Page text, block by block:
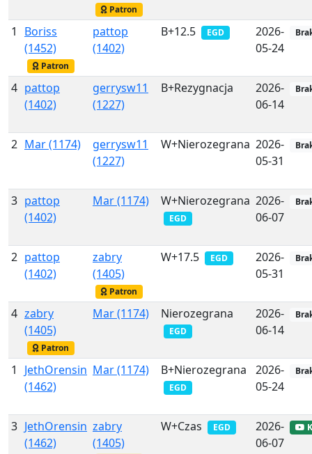
Patron
1
Boriss
(1452)
Patron
pattop
(1402)
B+12.5 EGD
2026-
05-24
4 pattop
(1402)
gerrysw11
(1227)
B+Rezygnacja
2026-
06-14
2 Mar (1174)
gerrysw11
(1227)
W+Nierozegrana 2026-
05-31
3 pattop
(1402)
Mar (1174) W+Nierozegrana
EGD
2026-
06-07
2 pattop
(1402)
zabry
(1405)
Patron
W+17.5 EGD
2026-
05-31
4 zabry
(1405)
Patron
Mar (1174) Nierozegrana
EGD
2026-
06-14
1
JethOrensin
(1462)
Mar (1174) B+Nierozegrana
EGD
2026-
05-24
3 JethOrensin
(1462)
zabry
(1405)
W+Czas EGD
2026-
06-07